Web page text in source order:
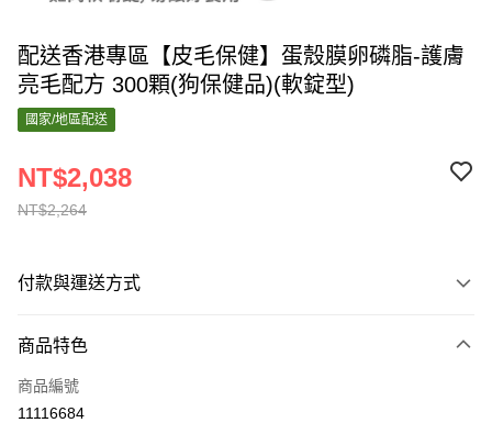
配送香港專區【皮毛保健】蛋殼膜卵磷脂-護膚
亮毛配方 300顆(狗保健品)(軟錠型)
國家/地區配送
NT$2,264
NT$2,038
付款與運送方式
信用卡一次付款
運送方式
商品特色
商品編號
11116684